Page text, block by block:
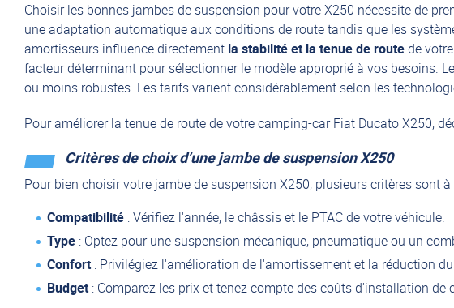
Choisir les bonnes jambes de suspension pour votre X250 nécessite de
une adaptation automatique aux conditions de route tandis que les
amortisseurs influence directement la stabilité et la tenue de routede
facteur déterminant pour sélectionner le modèle approprié à vos besoins.
ou moins robustes. Les tarifs varient considérablement selon les
Pour améliorer la tenue de route de votre camping-car Fiat Ducato X250,
Critères de choix d’une jambe de suspension X250
Pour bien choisir votre jambe de suspension X250, plusieurs critères sont à
Compatibilité : Vérifiez l'année, le châssis et le PTAC de votre véhicule.
Type : Optez pour une suspension mécanique, pneumatique ou un
Confort: Privilégiez l'amélioration de l'amortissement et la réduction
Budget: Comparez les prix et tenez compte des coûts d'installation de